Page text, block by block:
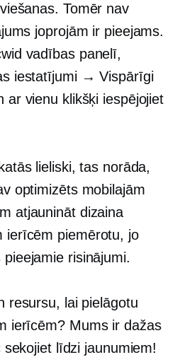
Tomēr nav
joprojām ir pieejams.
vadības panelī,
iestatījumi → Vispārīgi
ar vienu klikšķi iespējojiet
lieliski, tas norāda,
optimizēts mobilajām
atjaunināt dizaina
ierīcēm piemērotu, jo
pieejamie risinājumi.
resursu, lai pielāgotu
ierīcēm? Mums ir dažas
sekojiet līdzi jaunumiem!